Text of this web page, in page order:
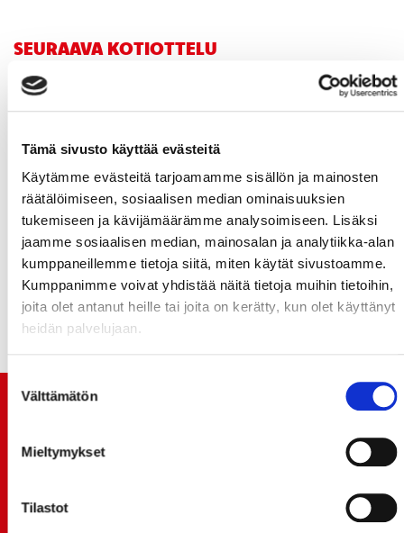
Tämä sivusto käyttää evästeitä
Käytämme evästeitä tarjoamamme sisällön ja mainosten
räätälöimiseen, sosiaalisen median ominaisuuksien
tukemiseen ja kävijämäärämme analysoimiseen. Lisäksi
jaamme sosiaalisen median, mainosalan ja analytiikka-alan
kumppaneillemme tietoja siitä, miten käytät sivustoamme.
Kumppanimme voivat yhdistää näitä tietoja muihin tietoihin,
joita olet antanut heille tai joita on kerätty, kun olet käyttänyt
heidän palvelujaan.
Suostumuksen
valinta
Välttämätön
Mieltymykset
Tilastot
SEURAAVA KOTIOTTELU
21.7. 12:00 - ENNAKKOKYSYNTÄ POIKKEUKSELLISTA